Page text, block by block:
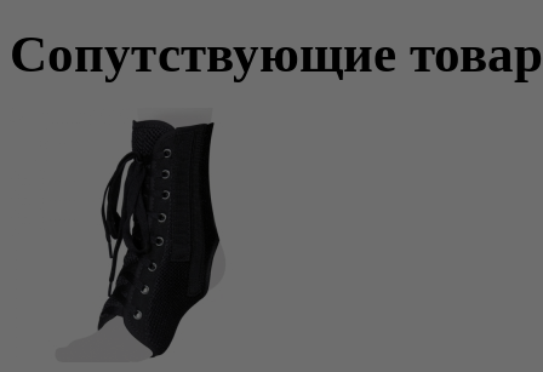
Сопутствующие